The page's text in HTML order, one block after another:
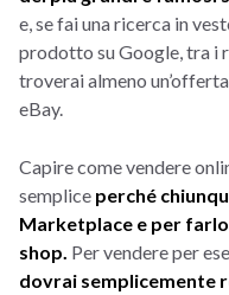
e, se fai una ricerca in
prodotto su Google, tra i
troverai almeno
eBay.
Capire come vendere
semplice perché
Marketplace e per
shop. Per vendere per
dovrai semplicemente